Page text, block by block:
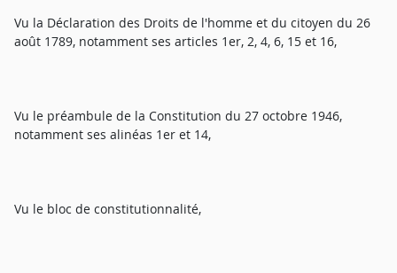
Vu la Déclaration des Droits de l'homme et du citoyen du 26
août 1789, notamment ses articles 1er, 2, 4, 6, 15 et 16,
Vu le préambule de la Constitution du 27 octobre 1946,
notamment ses alinéas 1er et 14,
Vu le bloc de constitutionnalité,